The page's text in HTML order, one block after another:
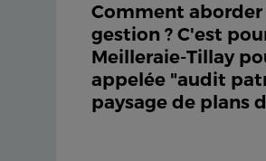
Comment aborder
gestion ? C'est
Meilleraie-Tillay
appelée "audit
paysage de plans